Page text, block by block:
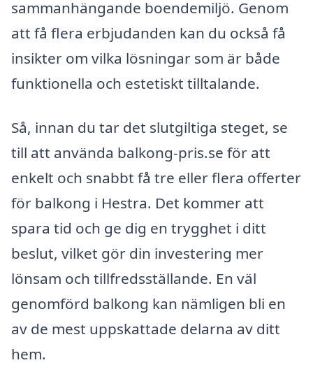
sammanhängande boendemiljö. Genom
att få flera erbjudanden kan du också få
insikter om vilka lösningar som är både
funktionella och estetiskt tilltalande.
Så, innan du tar det slutgiltiga steget, se
till att använda balkong-pris.se för att
enkelt och snabbt få tre eller flera offerter
för balkong i Hestra. Det kommer att
spara tid och ge dig en trygghet i ditt
beslut, vilket gör din investering mer
lönsam och tillfredsställande. En väl
genomförd balkong kan nämligen bli en
av de mest uppskattade delarna av ditt
hem.